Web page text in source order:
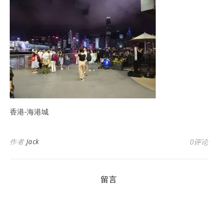
香港-海港城
作者 Jack 0评论
留言